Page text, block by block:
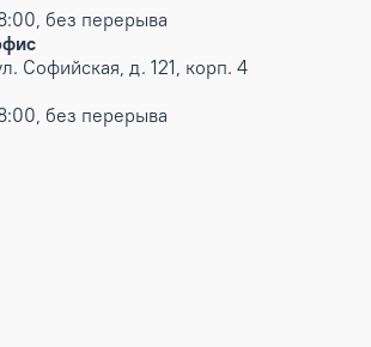
без перерыва
Софийская, д. 121, корп. 4
без перерыва